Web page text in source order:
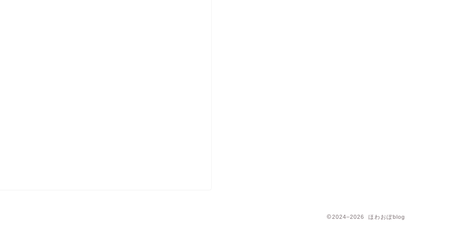
2024–2026 ほわおぽblog